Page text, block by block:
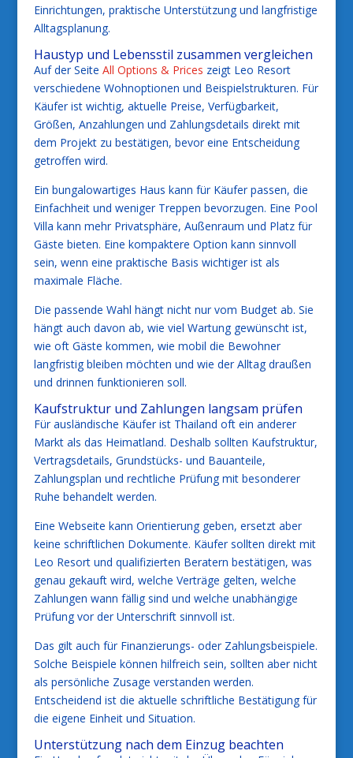
Einrichtungen, praktische Unterstützung und langfristige
Alltagsplanung.
Haustyp und Lebensstil zusammen vergleichen
Auf der Seite All Options & Prices zeigt Leo Resort
verschiedene Wohnoptionen und Beispielstrukturen. Für
Käufer ist wichtig, aktuelle Preise, Verfügbarkeit,
Größen, Anzahlungen und Zahlungsdetails direkt mit
dem Projekt zu bestätigen, bevor eine Entscheidung
getroffen wird.
Ein bungalowartiges Haus kann für Käufer passen, die
Einfachheit und weniger Treppen bevorzugen. Eine Pool
Villa kann mehr Privatsphäre, Außenraum und Platz für
Gäste bieten. Eine kompaktere Option kann sinnvoll
sein, wenn eine praktische Basis wichtiger ist als
maximale Fläche.
Die passende Wahl hängt nicht nur vom Budget ab. Sie
hängt auch davon ab, wie viel Wartung gewünscht ist,
wie oft Gäste kommen, wie mobil die Bewohner
langfristig bleiben möchten und wie der Alltag draußen
und drinnen funktionieren soll.
Kaufstruktur und Zahlungen langsam prüfen
Für ausländische Käufer ist Thailand oft ein anderer
Markt als das Heimatland. Deshalb sollten Kaufstruktur,
Vertragsdetails, Grundstücks- und Bauanteile,
Zahlungsplan und rechtliche Prüfung mit besonderer
Ruhe behandelt werden.
Eine Webseite kann Orientierung geben, ersetzt aber
keine schriftlichen Dokumente. Käufer sollten direkt mit
Leo Resort und qualifizierten Beratern bestätigen, was
genau gekauft wird, welche Verträge gelten, welche
Zahlungen wann fällig sind und welche unabhängige
Prüfung vor der Unterschrift sinnvoll ist.
Das gilt auch für Finanzierungs- oder Zahlungsbeispiele.
Solche Beispiele können hilfreich sein, sollten aber nicht
als persönliche Zusage verstanden werden.
Entscheidend ist die aktuelle schriftliche Bestätigung für
die eigene Einheit und Situation.
Unterstützung nach dem Einzug beachten